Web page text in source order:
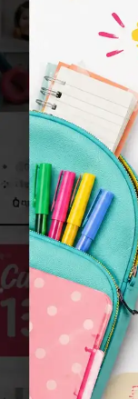
Hama
aktivitedir. Zekaya,
ile yapıştırarak
Danimarkalı bir
herhangi
veya boncuk ve
bir endişeniz varsa
yetkili satıcısıdır.